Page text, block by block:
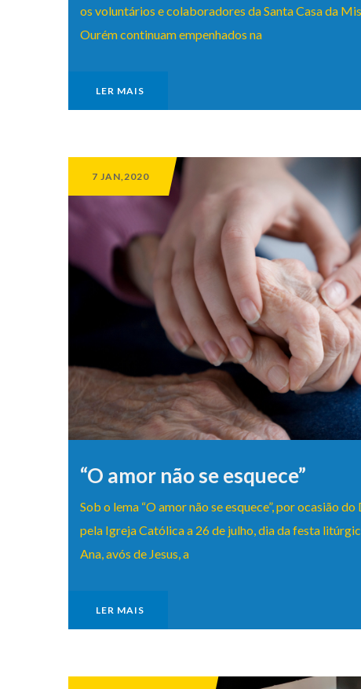
os voluntários e colaboradores da Santa Casa da
Ourém continuam empenhados na
LER MAIS
7 JAN,2020
“O amor não se esquece”
Sob o lema “O amor não se esquece”, por ocasião
pela Igreja Católica a 26 de julho, dia da festa
Ana, avós de Jesus, a
LER MAIS